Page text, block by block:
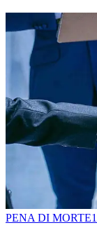
PENA DI MORTE